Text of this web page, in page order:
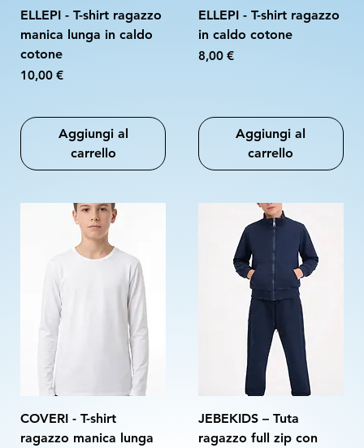
ELLEPI - T-shirt ragazzo
manica lunga in caldo
cotone
Prezzo
10,00 €
Aggiungi al
carrello
ELLEPI - T-shirt ragazzo
in caldo cotone
Prezzo
8,00 €
Aggiungi al
carrello
COVERI - T-shirt
ragazzo manica lunga
JEBEKIDS – Tuta
ragazzo full zip con